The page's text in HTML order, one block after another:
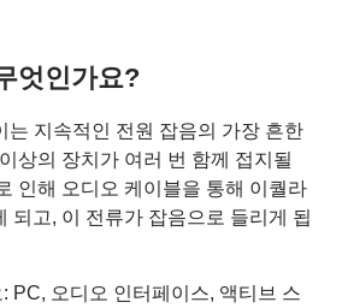
엇인가요?
는 지속적인 전원 잡음의 가장 흔한
상의 장치가 여러 번 함께 접지될
인해 오디오 케이블을 통해 이퀄라
되고, 이 전류가 잡음으로 들리게 됩
PC, 오디오 인터페이스, 액티브 스